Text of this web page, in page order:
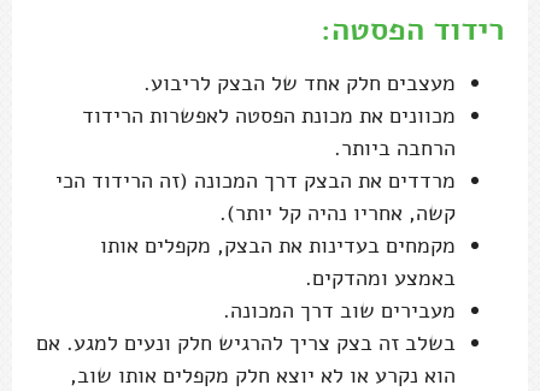
רידוד הפסטה:
מעצבים חלק אחד של הבצק לריבוע.
מכוונים את מכונת הפסטה לאפשרות הרידוד
הרחבה ביותר.
מרדדים את הבצק דרך המכונה (זה הרידוד הכי
קשה, אחריו נהיה קל יותר).
מקמחים בעדינות את הבצק, מקפלים אותו
באמצע ומהדקים.
מעבירים שוב דרך המכונה.
בשלב זה בצק צריך להרגיש חלק ונעים למגע. אם
הוא נקרע או לא יוצא חלק מקפלים אותו שוב,